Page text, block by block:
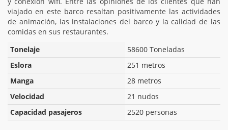
viajado en este barco resaltan positivamente las actividades
de animación, las instalaciones del barco y la calidad de las
comidas en sus restaurantes.
Tonelaje
58600 Toneladas
Eslora
251 metros
Manga
28 metros
Velocidad
21 nudos
Capacidad pasajeros
2520 personas